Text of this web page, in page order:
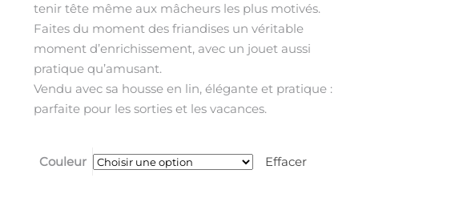
tenir tête même aux mâcheurs les plus motivés.
Faites du moment des friandises un véritable
moment d’enrichissement, avec un jouet aussi
pratique qu’amusant.
Vendu avec sa housse en lin, élégante et pratique :
parfaite pour les sorties et les vacances.
Couleur Effacer